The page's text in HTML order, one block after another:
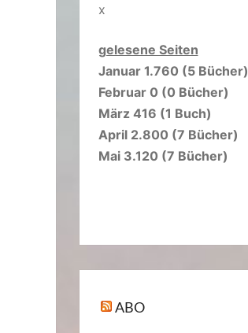
x
gelesene Seiten
Januar 1.760 (5 Bücher)
Februar 0 (0 Bücher)
März 416 (1 Buch)
April 2.800 (7 Bücher)
Mai 3.120 (7 Bücher)
ABO